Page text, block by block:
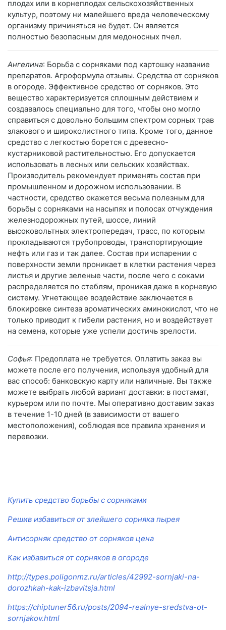
плодах или в корнеплодах сельскохозяйственных
культур, поэтому ни малейшего вреда человеческому
организму причиняться не будет. Он является
полностью безопасным для медоносных пчел.
Ангелина: Борьба с сорняками под картошку название
препаратов. Агроформула отзывы. Средства от сорняков
в огороде. Эффективное средство от сорняков. Это
вещество характеризуется сплошным действием и
создавалось специально для того, чтобы оно могло
справиться с довольно большим спектром сорных трав
злакового и широколистного типа. Кроме того, данное
средство с легкостью борется с древесно-
кустарниковой растительностью. Его допускается
использовать в лесных или сельских хозяйствах.
Производитель рекомендует применять состав при
промышленном и дорожном использовании. В
частности, средство окажется весьма полезным для
борьбы с сорняками на насыпях и полосах отчуждения
железнодорожных путей, шоссе, линий
высоковольтных электропередач, трасс, по которым
прокладываются трубопроводы, транспортирующие
нефть или газ и так далее. Состав при испарении с
поверхности земли проникает в клетки растения через
листья и другие зеленые части, после чего с соками
распределяется по стеблям, проникая даже в корневую
систему. Угнетающее воздействие заключается в
блокировке синтеза ароматических аминокислот, что не
только приводит к гибели растения, но и воздействует
на семена, которые уже успели достичь зрелости.
Софья: Предоплата не требуется. Оплатить заказ вы
можете после его получения, используя удобный для
вас способ: банковскую карту или наличные. Вы также
можете выбрать любой вариант доставки: в постамат,
курьером или по почте. Мы оперативно доставим заказ
в течение 1-10 дней (в зависимости от вашего
местоположения), соблюдая все правила хранения и
перевозки.
Купить средство борьбы с сорняками
Решив избавиться от злейшего сорняка пырея
Антисорняк средство от сорняков цена
Как избавиться от сорняков в огороде
http://types.poligonmz.ru/articles/42992-sornjaki-na-
dorozhkah-kak-izbavitsja.html
https://chiptuner56.ru/posts/2094-realnye-sredstva-ot-
sornjakov.html